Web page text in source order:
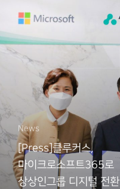
News
[Press]클루커스,
마이크로소프트365로
상상인그룹 디지털 전환